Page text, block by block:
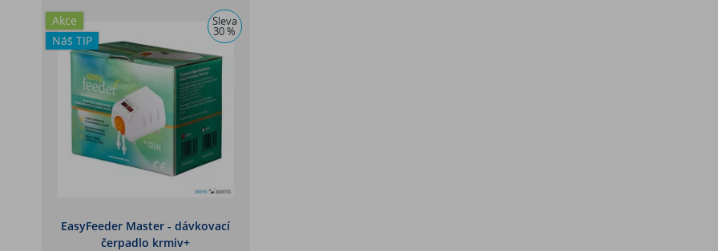
Sleva
30 %
Akce
Náš TIP
EasyFeeder Master - dávkovací
čerpadlo krmiv+